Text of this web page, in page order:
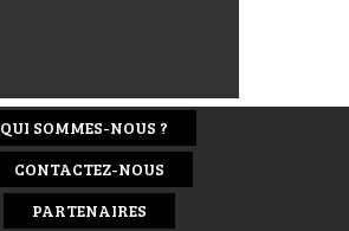
QUI SOMMES-NOUS ?
CONTACTEZ-NOUS
PARTENAIRES